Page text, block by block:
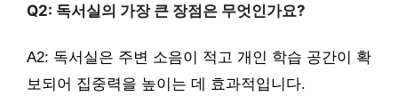
Q2: 독서실의 가장 큰 장점은 무엇인가요?
A2: 독서실은 주변 소음이 적고 개인 학습 공간이 확
보되어 집중력을 높이는 데 효과적입니다.